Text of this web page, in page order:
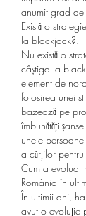
anumit grad de
Există o
la blackjack?.
Nu există o
câștiga la
element de
folosirea unei
bazează pe
îmbunătăți
unele
a cărților pentru
Cum a evoluat
România în
În ultimii ani,
avut o evoluție